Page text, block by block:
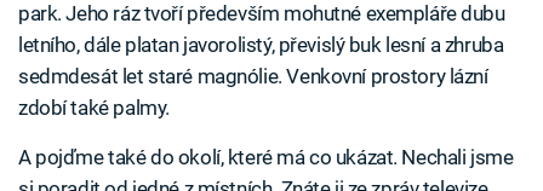
park. Jeho ráz tvoří především mohutné exempláře dubu
letního, dále platan javorolistý, převislý buk lesní a zhruba
sedmdesát let staré magnólie. Venkovní prostory lázní
zdobí také palmy.
A pojďme také do okolí, které má co ukázat. Nechali jsme